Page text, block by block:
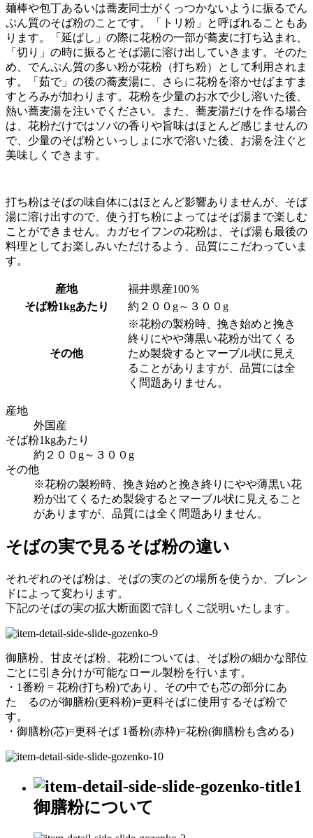
麺棒や包丁あるいは蕎麦同士がくっつかないように振るでん
ぷん質のそば粉のことです。「トリ粉」と呼ばれることもあ
ります。「延ばし」の際に花粉の一部が蕎麦に打ち込まれ、
「切り」の時に振るとそば湯に溶け出していきます。そのた
め、でんぷん質の多い粉が花粉（打ち粉）として利用されま
す。「茹で」の後の蕎麦湯に、さらに花粉を溶かせばますま
すとろみが加わります。花粉を少量のお水で少し溶いた後、
熱い蕎麦湯を注いでください。また、蕎麦湯だけを作る場合
は、花粉だけではソバの香りや旨味はほとんど感じませんの
で、少量のそば粉といっしょに水で溶いた後、お湯を注ぐと
美味しくできます。
打ち粉はそばの味自体にはほとんど影響ありませんが、そば
湯に溶け出すので、使う打ち粉によってはそば湯まで楽しむ
ことができません。カガセイフンの花粉は、そば湯も最後の
料理としてお楽しみいただけるよう、品質にこだわっていま
す。
産地
福井県産100％
そば粉1kgあたり
約２００g～３００g
その他
※花粉の製粉時、挽き始めと挽き
終りにやや薄黒い花粉が出てくる
ため製袋するとマーブル状に見え
ることがありますが、品質には全
く問題ありません。
産地
外国産
そば粉1kgあたり
約２００g～３００g
その他
※花粉の製粉時、挽き始めと挽き終りにやや薄黒い花
粉が出てくるため製袋するとマーブル状に見えること
がありますが、品質には全く問題ありません。
そばの実で見るそば粉の違い
それぞれのそば粉は、そばの実のどの場所を使うか、ブレン
ドによって変わります。
下記のそばの実の拡大断面図で詳しくご説明いたします。
御膳粉、甘皮そば粉、花粉については、そば粉の細かな部位
ごとに引き分けが可能なロール製粉を行います。
・1番粉 = 花粉(打ち粉)であり、その中でも芯の部分にあ
た るのが御膳粉(更科粉)=更科そばに使用するそば粉で
す。
・御膳粉(芯)=更科そば 1番粉(赤枠)=花粉(御膳粉も含める)
御膳粉について